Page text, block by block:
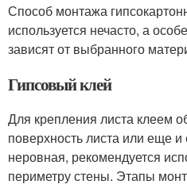
Способ монтажа
используется нечасто, а
зависят от выбранного
Гипсовый клей
Для крепления листа клеем
поверхность листа или еще и
неровная, рекомендуется
периметру стены. Этапы